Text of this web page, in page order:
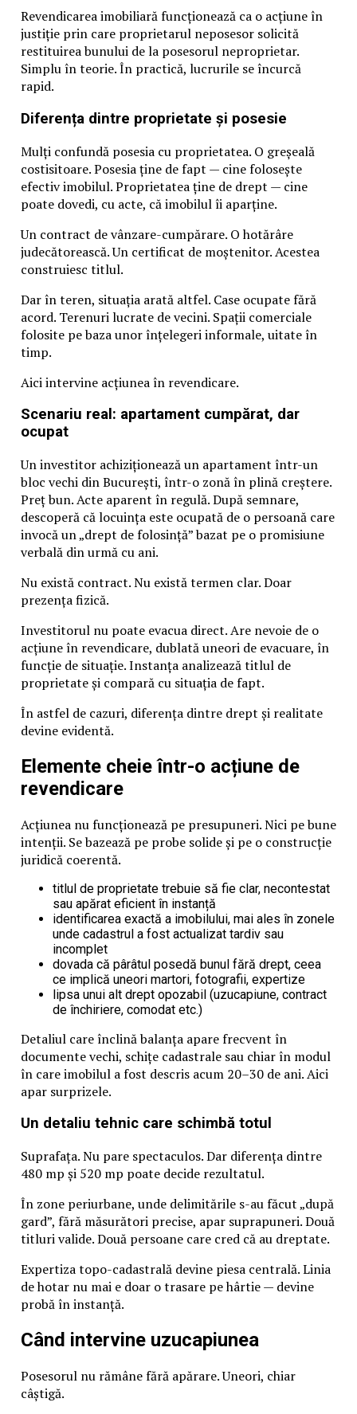
Revendicarea imobiliară funcționează ca o acțiune în
justiție prin care proprietarul neposesor solicită
restituirea bunului de la posesorul neproprietar.
Simplu în teorie. În practică, lucrurile se încurcă
rapid.
Diferența dintre proprietate și posesie
Mulți confundă posesia cu proprietatea. O greșeală
costisitoare. Posesia ține de fapt — cine folosește
efectiv imobilul. Proprietatea ține de drept — cine
poate dovedi, cu acte, că imobilul îi aparține.
Un contract de vânzare-cumpărare. O hotărâre
judecătorească. Un certificat de moștenitor. Acestea
construiesc titlul.
Dar în teren, situația arată altfel. Case ocupate fără
acord. Terenuri lucrate de vecini. Spații comerciale
folosite pe baza unor înțelegeri informale, uitate în
timp.
Aici intervine acțiunea în revendicare.
Scenariu real: apartament cumpărat, dar
ocupat
Un investitor achiziționează un apartament într-un
bloc vechi din București, într-o zonă în plină creștere.
Preț bun. Acte aparent în regulă. După semnare,
descoperă că locuința este ocupată de o persoană care
invocă un „drept de folosință” bazat pe o promisiune
verbală din urmă cu ani.
Nu există contract. Nu există termen clar. Doar
prezența fizică.
Investitorul nu poate evacua direct. Are nevoie de o
acțiune în revendicare, dublată uneori de evacuare, în
funcție de situație. Instanța analizează titlul de
proprietate și compară cu situația de fapt.
În astfel de cazuri, diferența dintre drept și realitate
devine evidentă.
Elemente cheie într-o acțiune de
revendicare
Acțiunea nu funcționează pe presupuneri. Nici pe bune
intenții. Se bazează pe probe solide și pe o construcție
juridică coerentă.
titlul de proprietate trebuie să fie clar, necontestat
sau apărat eficient în instanță
identificarea exactă a imobilului, mai ales în zonele
unde cadastrul a fost actualizat tardiv sau
incomplet
dovada că pârâtul posedă bunul fără drept, ceea
ce implică uneori martori, fotografii, expertize
lipsa unui alt drept opozabil (uzucapiune, contract
de închiriere, comodat etc.)
Detaliul care înclină balanța apare frecvent în
documente vechi, schițe cadastrale sau chiar în modul
în care imobilul a fost descris acum 20–30 de ani. Aici
apar surprizele.
Un detaliu tehnic care schimbă totul
Suprafața. Nu pare spectaculos. Dar diferența dintre
480 mp și 520 mp poate decide rezultatul.
În zone periurbane, unde delimitările s-au făcut „după
gard”, fără măsurători precise, apar suprapuneri. Două
titluri valide. Două persoane care cred că au dreptate.
Expertiza topo-cadastrală devine piesa centrală. Linia
de hotar nu mai e doar o trasare pe hârtie — devine
probă în instanță.
Când intervine uzucapiunea
Posesorul nu rămâne fără apărare. Uneori, chiar
câștigă.